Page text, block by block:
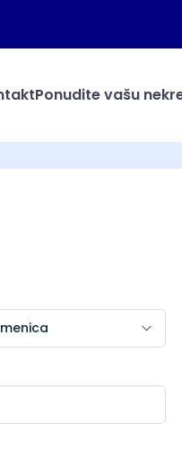
Ponudite vašu